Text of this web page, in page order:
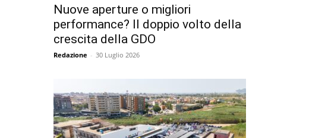
Nuove aperture o migliori
performance? Il doppio volto della
crescita della GDO
Redazione - 30 Luglio 2026